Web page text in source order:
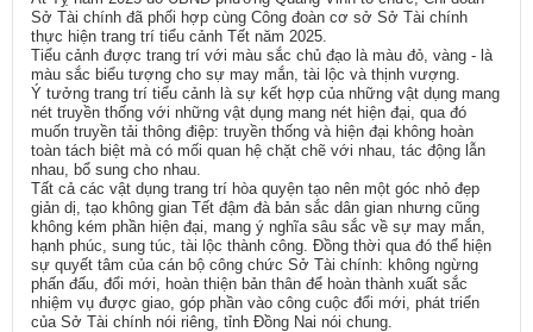
Sở Tài chính đã phối hợp cùng Công đoàn cơ sở Sở Tài chính
thực hiện trang trí tiểu cảnh Tết năm 2025.
Tiểu cảnh được trang trí với màu sắc chủ đạo là màu đỏ, vàng - là
màu sắc biểu tượng cho sự may mắn, tài lộc và thịnh vượng.
Ý tưởng trang trí tiểu cảnh là sự kết hợp của những vật dụng mang
nét truyền thống với những vật dụng mang nét hiện đại, qua đó
muốn truyền tải thông điệp: truyền thống và hiện đại không hoàn
toàn tách biệt mà có mối quan hệ chặt chẽ với nhau, tác động lẫn
nhau, bổ sung cho nhau.
Tất cả các vật dụng trang trí hòa quyện tạo nên một góc nhỏ đẹp
giản dị, tạo không gian Tết đậm đà bản sắc dân gian nhưng cũng
không kém phần hiện đại, mang ý nghĩa sâu sắc về sự may mắn,
hạnh phúc, sung túc, tài lộc thành công. Đồng thời qua đó thể hiện
sự quyết tâm của cán bộ công chức Sở Tài chính: không ngừng
phấn đấu, đổi mới, hoàn thiện bản thân để hoàn thành xuất sắc
nhiệm vụ được giao, góp phần vào công cuộc đổi mới, phát triển
của Sở Tài chính nói riêng, tỉnh Đồng Nai nói chung.